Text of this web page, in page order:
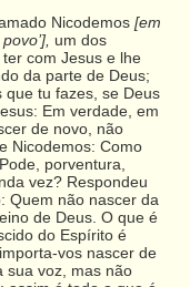
Nicodemos [em
um dos
com Jesus e lhe
da parte de Deus;
que tu fazes, se Deus
Em verdade, em
de novo, não
Nicodemos: Como
porventura,
vez? Respondeu
Quem não nascer da
de Deus. O que é
do Espírito é
vos nascer de
sua voz, mas não